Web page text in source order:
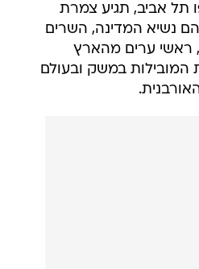
תל אביב, תגיע צמרת
נשיא המדינה, השרים
ראשי ערים מהארץ
המובילות במשק ובעולם